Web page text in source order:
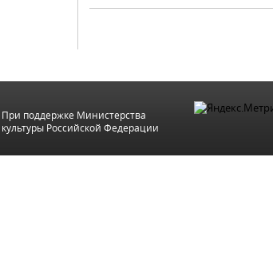
При поддержке Министерства
культуры Российской Федерации